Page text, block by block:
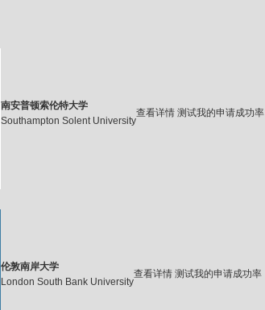
南安普顿索伦特大学
Southampton Solent University
查看详情 测试我的申请成功率
伦敦南岸大学
London South Bank University
查看详情 测试我的申请成功率